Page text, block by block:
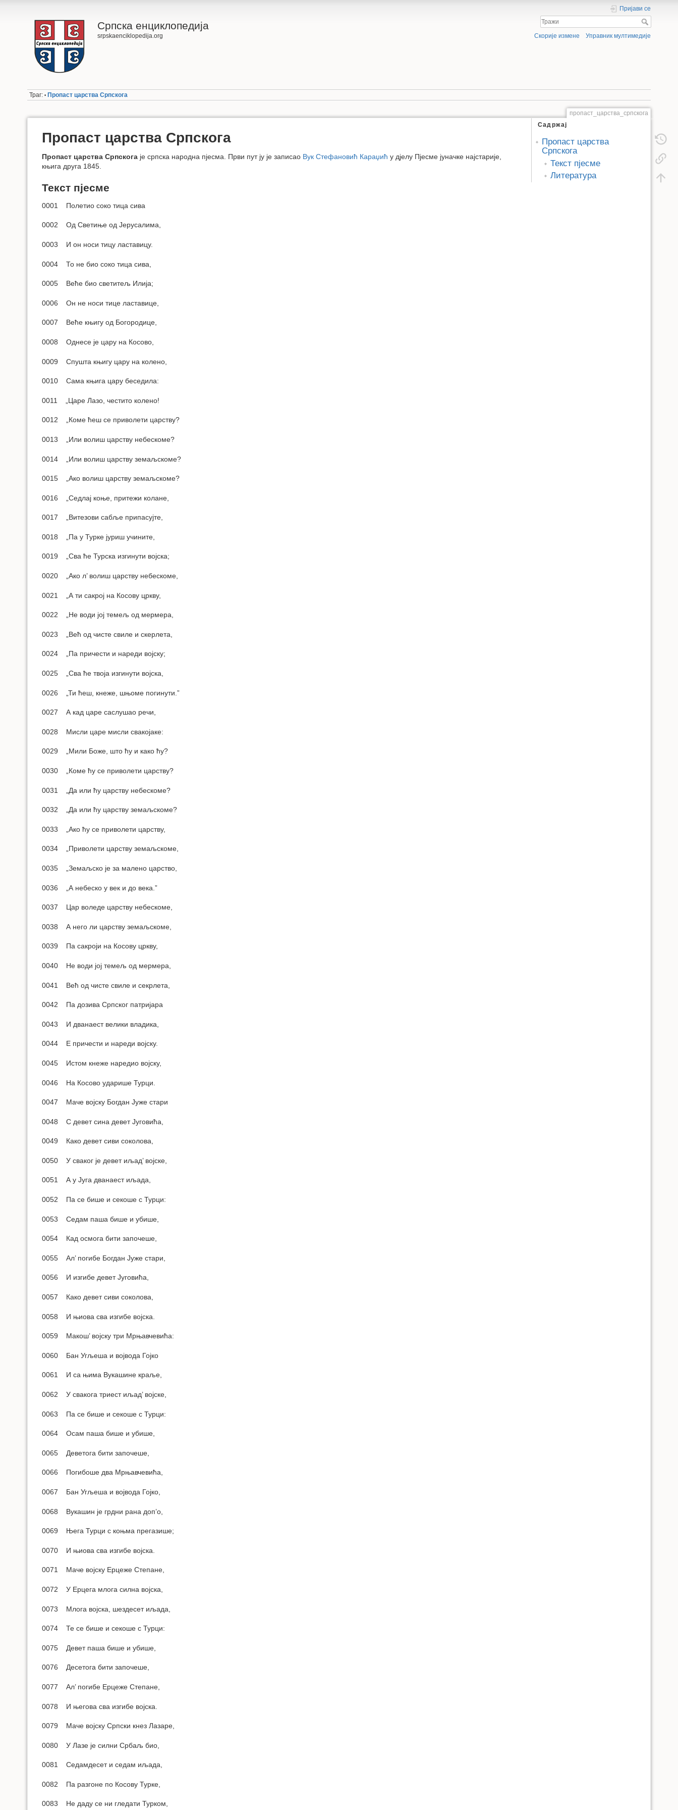
Српска енциклопедија
srpskaenciklopedija.org
Пријави се
Скорије измене Управник мултимедије
Траг: • Пропаст царства Српскога
пропаст_царства_српскога
Садржај
Пропаст царства
Српскога
Текст пјесме
Литература
Пропаст царства Српскога
Пропаст царства Српскога је српска народна пјесма. Први пут ју је записао Вук Стефановић Караџић у дјелу Пјесме јуначке најстарије,
књига друга 1845.
Текст пјесме
0001 Полетио соко тица сива
0002 Од Светиње од Јерусалима,
0003 И он носи тицу ластавицу.
0004 То не био соко тица сива,
0005 Веће био светитељ Илија;
0006 Он не носи тице ластавице,
0007 Веће књигу од Богородице,
0008 Однесе је цару на Косово,
0009 Спушта књигу цару на колено,
0010 Сама књига цару беседила:
0011 „Царе Лазо, честито колено!
0012 „Коме ћеш се приволети царству?
0013 „Или волиш царству небескоме?
0014 „Или волиш царству земаљскоме?
0015 „Ако волиш царству земаљскоме?
0016 „Седлај коње, притежи колане,
0017 „Витезови сабље припасујте,
0018 „Па у Турке јуриш учините,
0019 „Сва ће Турска изгинути војска;
0020 „Ако л’ волиш царству небескоме,
0021 „А ти сакрој на Косову цркву,
0022 „Не води јој темељ од мермера,
0023 „Већ од чисте свиле и скерлета,
0024 „Па причести и нареди војску;
0025 „Сва ће твоја изгинути војска,
0026 „Ти ћеш, кнеже, шњоме погинути.”
0027 А кад царе саслушао речи,
0028 Мисли царе мисли свакојаке:
0029 „Мили Боже, што ћу и како ћу?
0030 „Коме ћу се приволети царству?
0031 „Да или ћу царству небескоме?
0032 „Да или ћу царству земаљскоме?
0033 „Ако ћу се приволети царству,
0034 „Приволети царству земаљскоме,
0035 „Земаљско је за малено царство,
0036 „А небеско у век и до века.”
0037 Цар воледе царству небескоме,
0038 А него ли царству земаљскоме,
0039 Па сакроји на Косову цркву,
0040 Не води јој темељ од мермера,
0041 Већ од чисте свиле и секрлета,
0042 Па дозива Српског патријара
0043 И дванаест велики владика,
0044 Е причести и нареди војску.
0045 Истом кнеже наредио војску,
0046 На Косово ударише Турци.
0047 Маче војску Богдан Јуже стари
0048 С девет сина девет Југовића,
0049 Како девет сиви соколова,
0050 У сваког је девет иљад’ војске,
0051 А у Југа дванаест иљада,
0052 Па се бише и секоше с Турци:
0053 Седам паша бише и убише,
0054 Кад осмога бити започеше,
0055 Ал’ погибе Богдан Јуже стари,
0056 И изгибе девет Југовића,
0057 Како девет сиви соколова,
0058 И њиова сва изгибе војска.
0059 Макош’ војску три Мрњавчевића:
0060 Бан Угљеша и војвода Гојко
0061 И са њима Вукашине краље,
0062 У свакога триест иљад’ војске,
0063 Па се бише и секоше с Турци:
0064 Осам паша бише и убише,
0065 Деветога бити започеше,
0066 Погибоше два Мрњавчевића,
0067 Бан Угљеша и војвода Гојко,
0068 Вукашин је грдни рана доп’о,
0069 Њега Турци с коњма прегазише;
0070 И њиова сва изгибе војска.
0071 Маче војску Ерцеже Степане,
0072 У Ерцега млога силна војска,
0073 Млога војска, шездесет иљада,
0074 Те се бише и секоше с Турци:
0075 Девет паша бише и убише,
0076 Десетога бити започеше,
0077 Ал’ погибе Ерцеже Степане,
0078 И његова сва изгибе војска.
0079 Маче војску Српски кнез Лазаре,
0080 У Лазе је силни Србаљ био,
0081 Седамдесет и седам иљада,
0082 Па разгоне по Косову Турке,
0083 Не даду се ни гледати Турком,